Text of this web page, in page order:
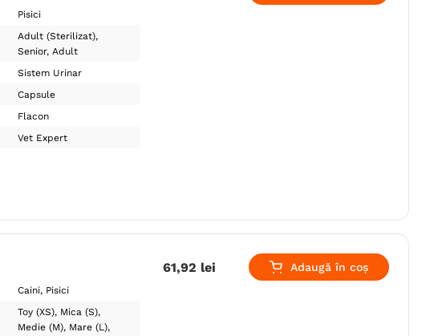
Pisici
Adult (Sterilizat)
Senior Adult
Sistem Urinar
Capsule
Flacon
Vet Expert
Caini Pisici
Toy (XS) Mica (S)
Medie (M) Mare (L)
61,92 lei Adaugă în coș